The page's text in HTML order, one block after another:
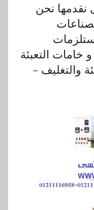
نقدمها نحن
خامات التعبئة
والتغليف –